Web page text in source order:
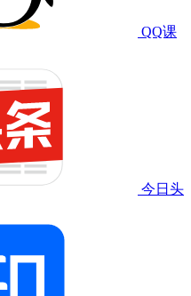
QQ课
今日头